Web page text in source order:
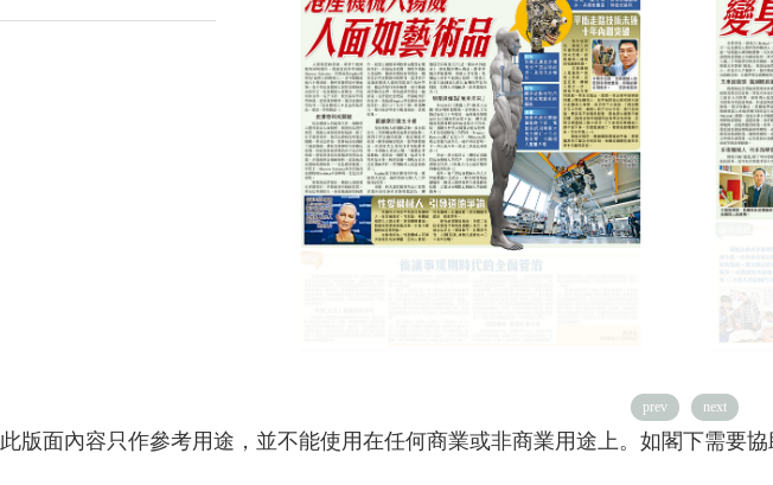
prev next
此版面內容只作參考用途，並不能使用在任何商業或非商業用途上。如閣下需要